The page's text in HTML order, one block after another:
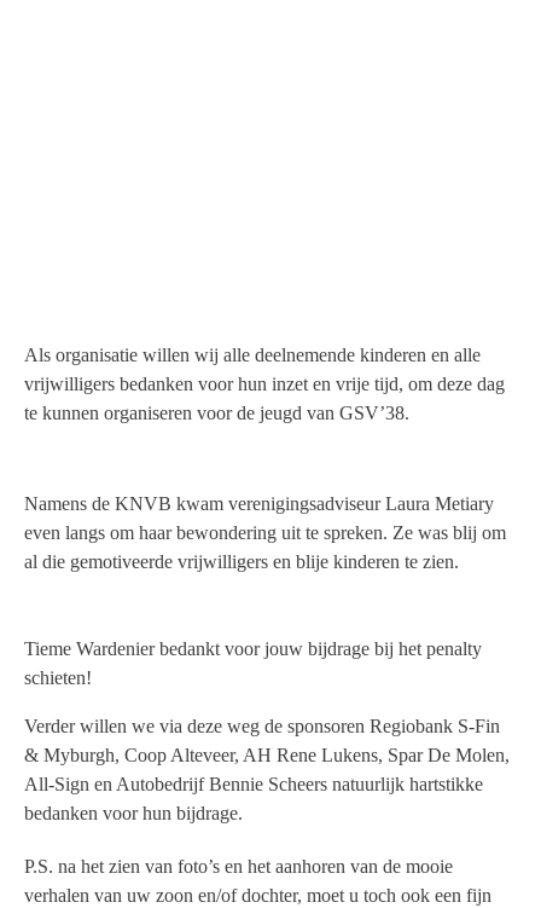
Als organisatie willen wij alle deelnemende kinderen en alle
vrijwilligers bedanken voor hun inzet en vrije tijd, om deze dag
te kunnen organiseren voor de jeugd van GSV’38.
Namens de KNVB kwam verenigingsadviseur Laura Metiary
even langs om haar bewondering uit te spreken. Ze was blij om
al die gemotiveerde vrijwilligers en blije kinderen te zien.
Tieme Wardenier bedankt voor jouw bijdrage bij het penalty
schieten!
Verder willen we via deze weg de sponsoren Regiobank S-Fin
& Myburgh, Coop Alteveer, AH Rene Lukens, Spar De Molen,
All-Sign en Autobedrijf Bennie Scheers natuurlijk hartstikke
bedanken voor hun bijdrage.
P.S. na het zien van foto’s en het aanhoren van de mooie
verhalen van uw zoon en/of dochter, moet u toch ook een fijn